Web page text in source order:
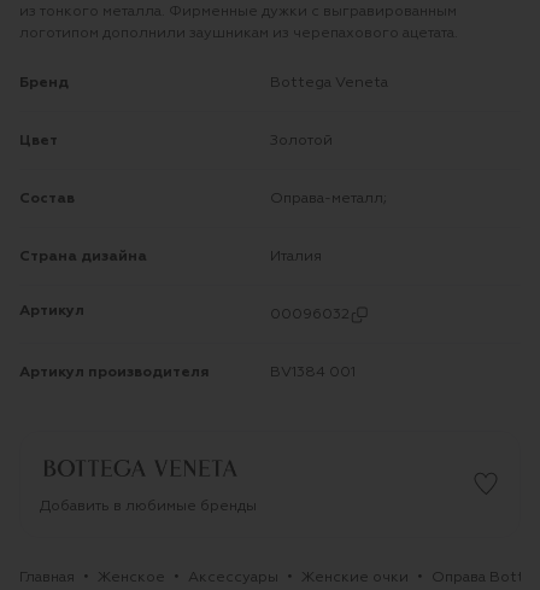
из тонкого металла. Фирменные дужки с выгравированным
логотипом дополнили заушникам из черепахового ацетата.
Бренд Bottega Veneta
Цвет Золотой
Состав Оправа-металл;
Страна дизайна Италия
Артикул 00096032
Артикул производителя BV1384 001
Добавить в любимые бренды
Главная Женское Аксессуары Женские очки Оправа